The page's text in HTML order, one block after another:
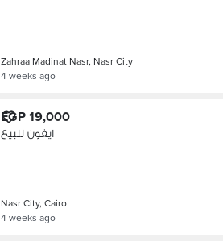
Zahraa Madinat Nasr, Nasr City
4 weeks ago
EGP 19,000
ايفون للبيع
Nasr City, Cairo
4 weeks ago